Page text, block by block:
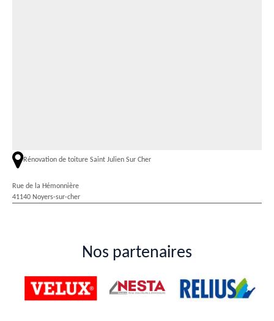
Rénovation de toiture Saint Julien Sur Cher
Rue de la Hémonnière
41140 Noyers-sur-cher
Nos partenaires